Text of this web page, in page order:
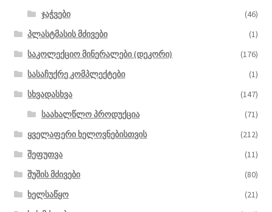
ჯაჭვები
(46)
პლასტმასის მძივები
(1)
საკოლექციო მინერალები (დეკორი)
(176)
სასაჩუქრე კომპლექტები
(1)
სხვადასხვა
(147)
საახალწლო პროდუქცია
(71)
ყველაფერი ხელოვნებისთვის
(212)
შეფუთვა
(11)
შუშის მძივები
(80)
ხელსაწყო
(21)